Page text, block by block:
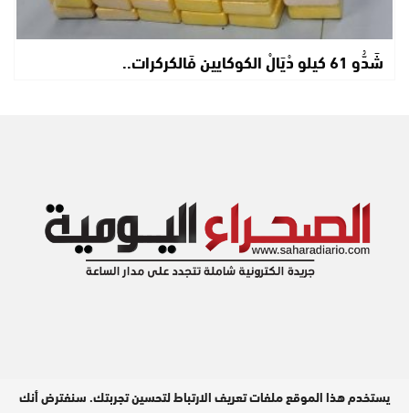
شَدُّو 61 كيلو دْيَالْ الكوكايين فَالكركرات..
يستخدم هذا الموقع ملفات تعريف الارتباط لتحسين تجربتك. سنفترض أنك